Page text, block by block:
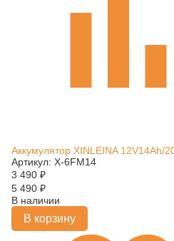
Аккумулятор XINLEINA 12V14Ah/
Артикул: X-6FM14
3 490 ₽
5 490 ₽
В наличии
В корзину